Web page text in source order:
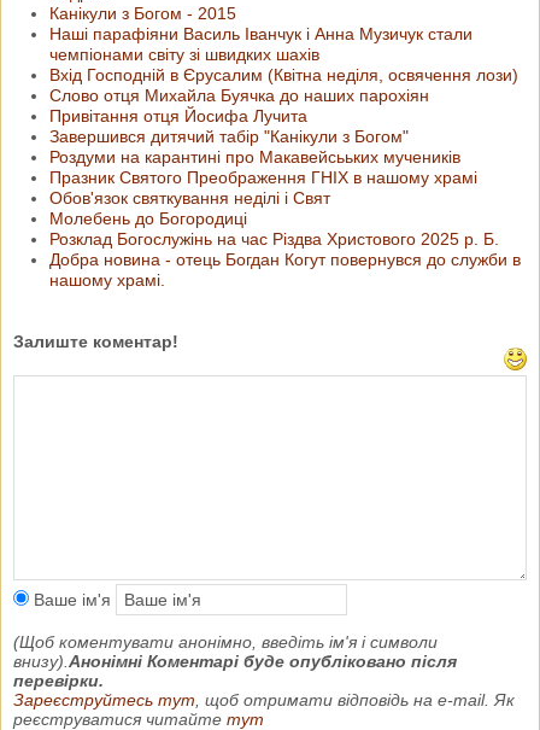
Канікули з Богом - 2015
Наші парафіяни Василь Іванчук і Анна Музичук стали
чемпіонами світу зі швидких шахів
Вхід Господній в Єрусалим (Квітна неділя, освячення лози)
Слово отця Михайла Буячка до наших парохіян
Привітання отця Йосифа Лучита
Завершився дитячий табір "Канікули з Богом"
Роздуми на карантині про Макавейсььких мучеників
Празник Святого Преображення ГНІХ в нашому храмі
Обов'язок святкування неділі і Свят
Молебень до Богородиці
Розклад Богослужінь на час Різдва Христового 2025 р. Б.
Добра новина - отець Богдан Когут повернувся до служби в
нашому храмі.
Залиште коментар!
Ваше ім'я
(Щоб коментувати анонімно, введіть ім'я і символи
внизу). Анонімні Коментарі буде опубліковано після
перевірки.
Зареєструйтесь тут , щоб отримати відповідь на e-mail. Як
реєструватися читайте тут